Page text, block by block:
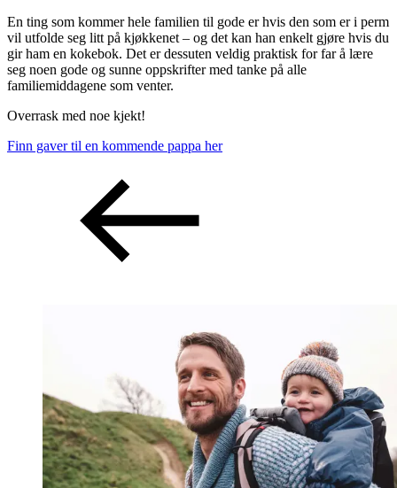
En ting som kommer hele familien til gode er hvis den som er i perm
vil utfolde seg litt på kjøkkenet – og det kan han enkelt gjøre hvis du
gir ham en kokebok. Det er dessuten veldig praktisk for far å lære
seg noen gode og sunne oppskrifter med tanke på alle
familiemiddagene som venter.
Overrask med noe kjekt!
Finn gaver til en kommende pappa her